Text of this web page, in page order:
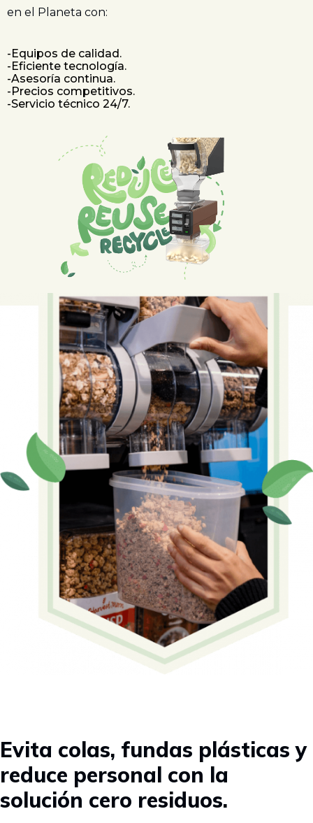
en el Planeta con:
-Equipos de calidad.
-Eficiente tecnología.
-Asesoría continua.
-Precios competitivos.
-Servicio técnico 24/7.
Evita colas, fundas plásticas y
reduce personal con la
solución cero residuos.